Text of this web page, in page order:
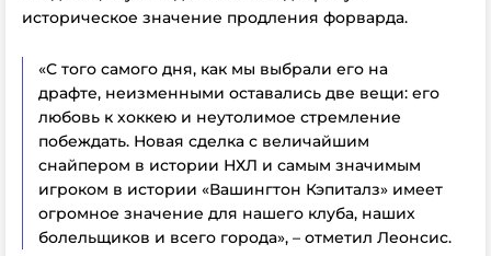
историческое значение продления форварда.
«С того самого дня, как мы выбрали его на
драфте, неизменными оставались две вещи: его
любовь к хоккею и неутолимое стремление
побеждать. Новая сделка с величайшим
снайпером в истории НХЛ и самым значимым
игроком в истории «Вашингтон Кэпиталз» имеет
огромное значение для нашего клуба, наших
болельщиков и всего города», – отметил Леонсис.